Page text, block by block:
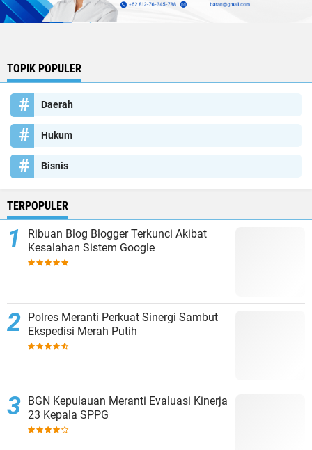
TOPIK POPULER
Daerah
Hukum
Bisnis
TERPOPULER
Ribuan Blog Blogger Terkunci Akibat
Kesalahan Sistem Google
Polres Meranti Perkuat Sinergi Sambut
Ekspedisi Merah Putih
BGN Kepulauan Meranti Evaluasi Kinerja
23 Kepala SPPG